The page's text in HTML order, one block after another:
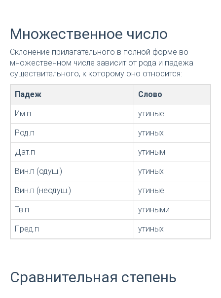
Множественное число
Склонение прилагательного в полной форме во
множественном числе зависит от рода и падежа
существительного, к которому оно относится:
Падеж Слово
Им.п утиные
Род.п утиных
Дат.п утиным
Вин.п (одуш.) утиных
Вин.п (неодуш.) утиные
Тв.п утиными
Пред.п утиных
Сравнительная степень